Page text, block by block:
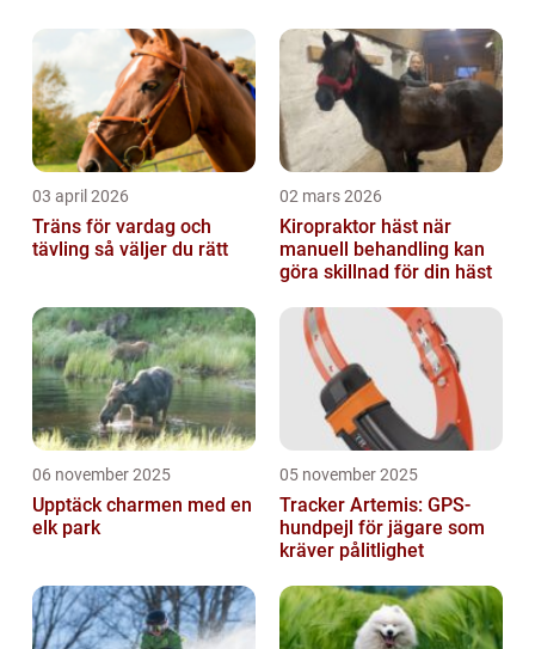
diskutera deras skillnader...
03 april 2026
Träns för vardag och
tävling så väljer du rätt
02 mars 2026
Kiropraktor häst när
manuell behandling kan
göra skillnad för din häst
06 november 2025
Upptäck charmen med en
elk park
05 november 2025
Tracker Artemis: GPS-
hundpejl för jägare som
kräver pålitlighet